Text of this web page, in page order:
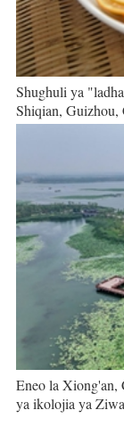
Shughuli ya
Shiqian, Guizhou,
Eneo la Xiong'an,
ya ikolojia ya